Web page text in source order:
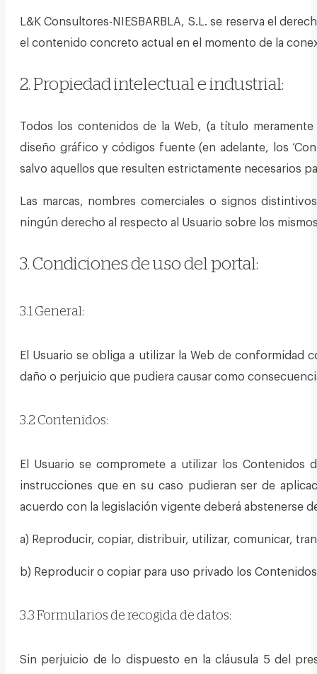
L&K Consultores-NIESBARBLA, S.L. se reserva el
el contenido concreto actual en el momento de la
2. Propiedad intelectual e industrial:
Todos los contenidos de la Web, (a título
diseño gráfico y códigos fuente (en adelante, los
salvo aquellos que resulten estrictamente necesarios
Las marcas, nombres comerciales o signos
ningún derecho al respecto al Usuario sobre los
3. Condiciones de uso del portal:
3.1 General:
El Usuario se obliga a utilizar la Web de conformidad
daño o perjuicio que pudiera causar como
3.2 Contenidos:
El Usuario se compromete a utilizar los
instrucciones que en su caso pudieran ser de
acuerdo con la legislación vigente deberá abstenerse
a) Reproducir, copiar, distribuir, utilizar, comunicar,
b) Reproducir o copiar para uso privado los
3.3 Formularios de recogida de datos:
Sin perjuicio de lo dispuesto en la cláusula 5 del